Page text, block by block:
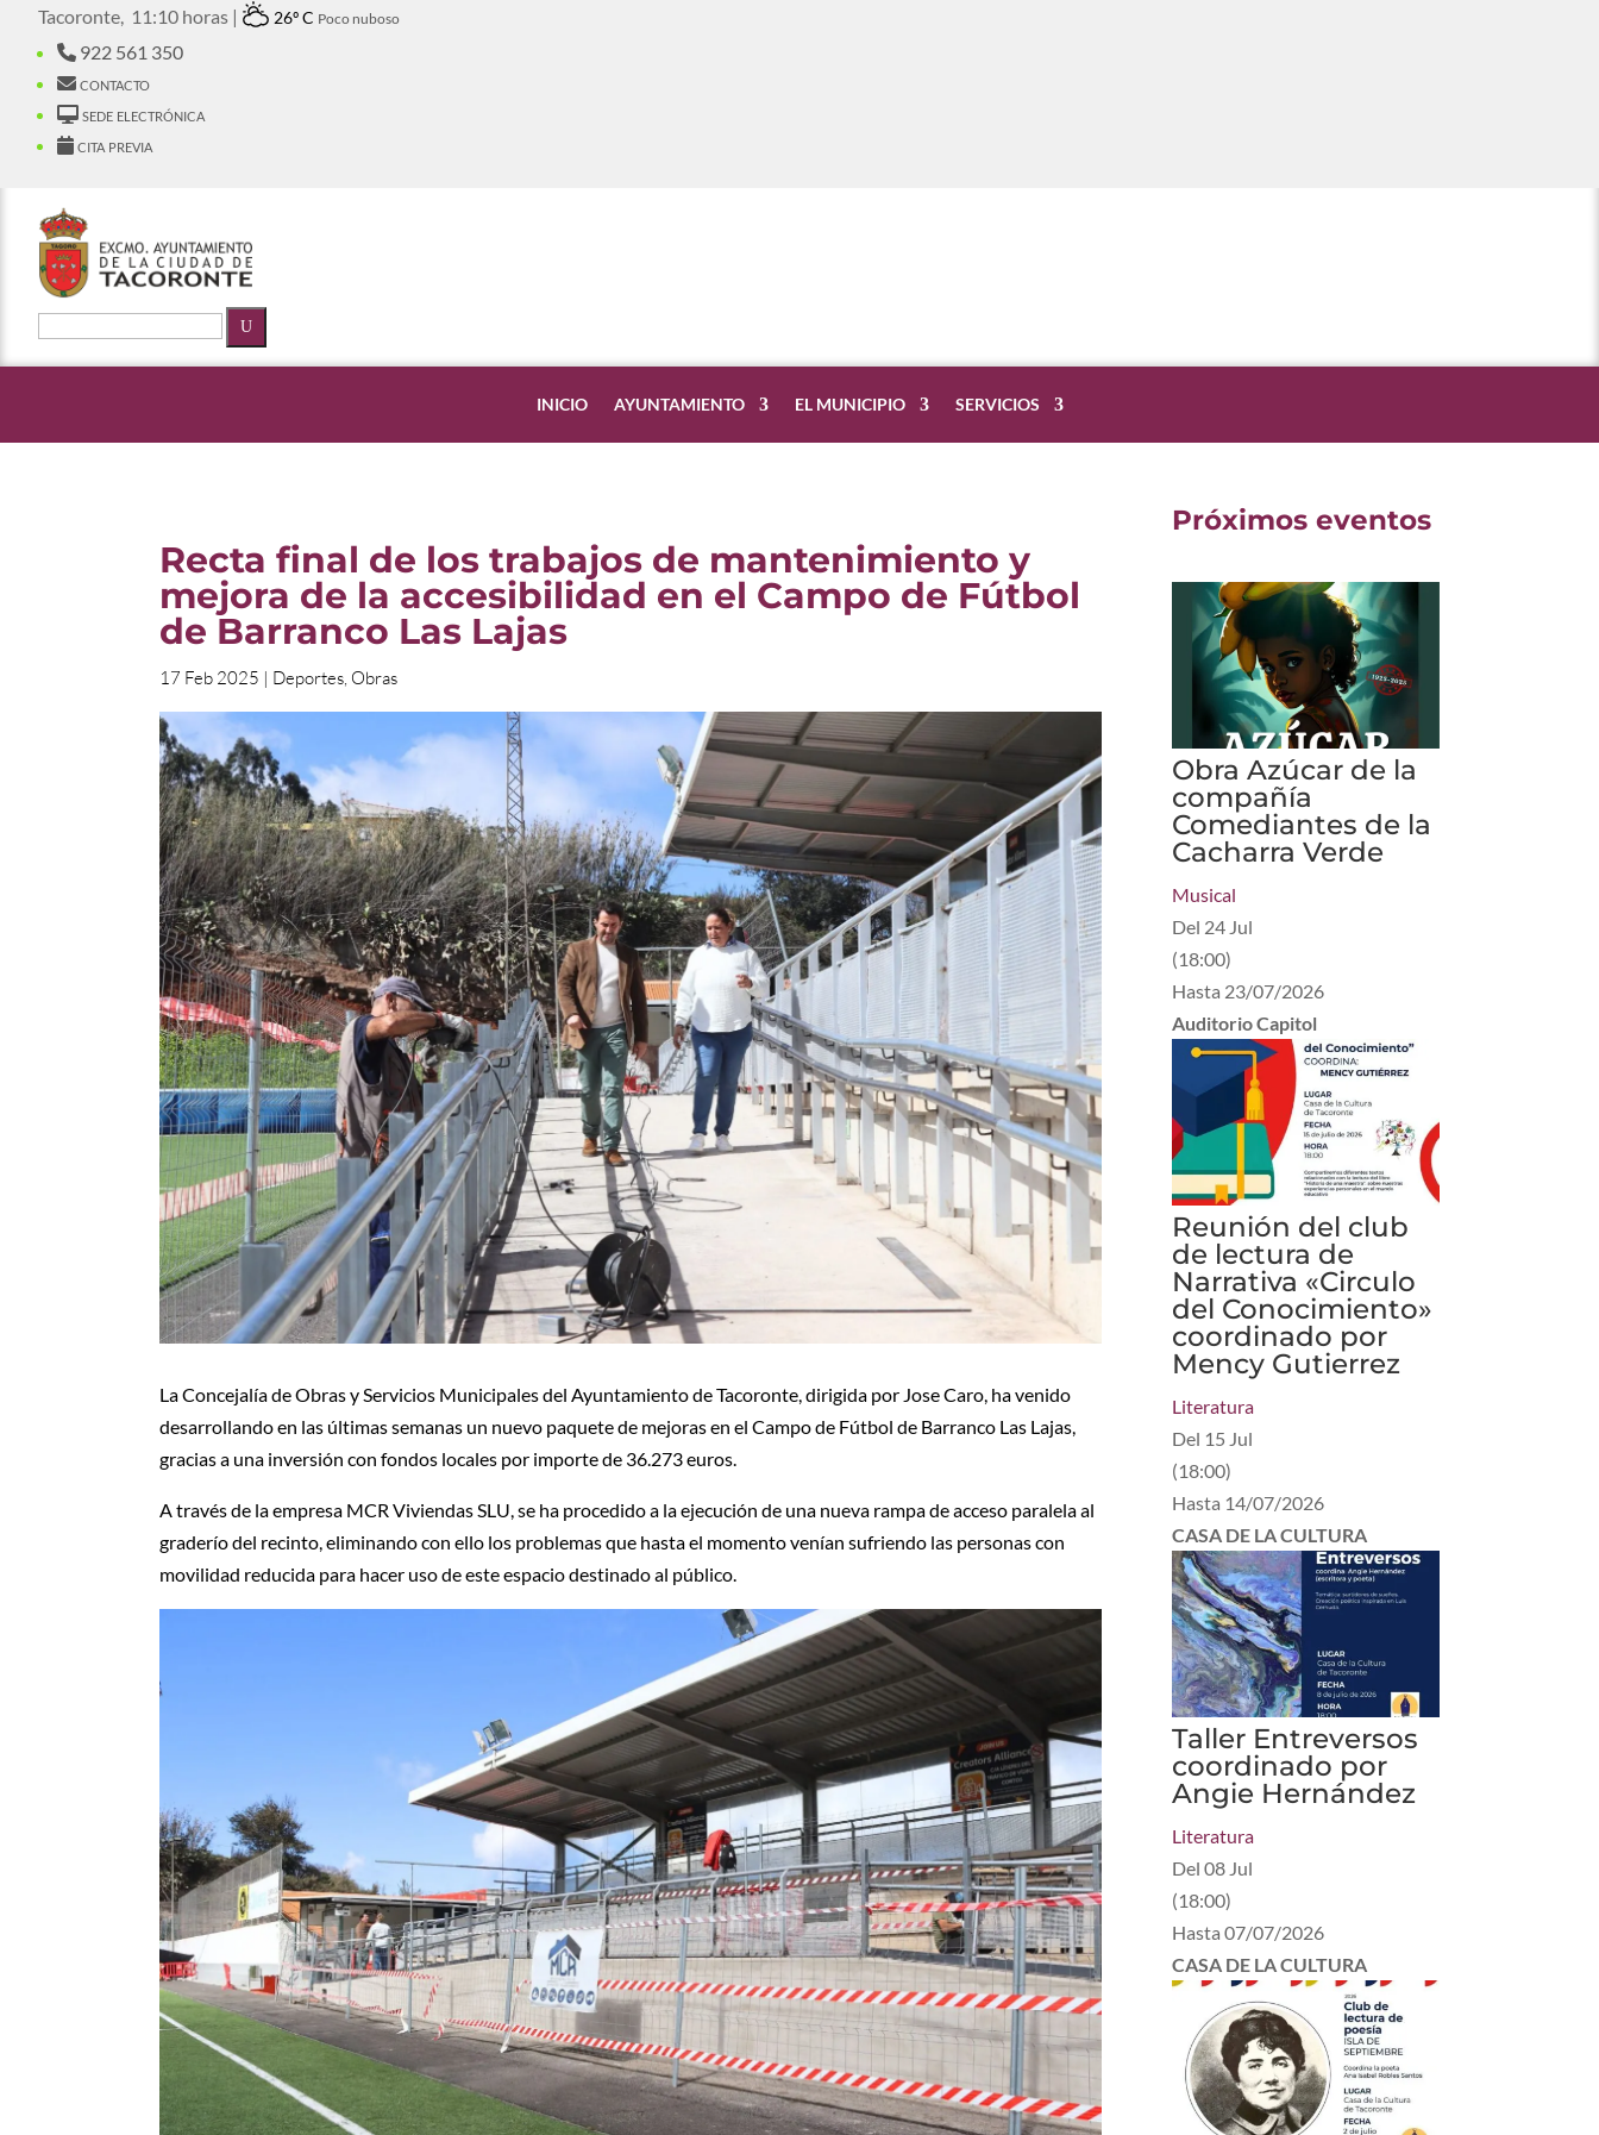
Tacoronte, 11:10 horas | 26º C Poco nuboso
922 561 350
contacto
sede electrónica
cita previa
U
INICIO AYUNTAMIENTO EL MUNICIPIO SERVICIOS
Recta final de los trabajos de mantenimiento y
mejora de la accesibilidad en el Campo de Fútbol
de Barranco Las Lajas
17 Feb 2025 | Deportes Obras
La Concejalía de Obras y Servicios Municipales del Ayuntamiento de Tacoronte, dirigida por Jose Caro, ha venido
desarrollando en las últimas semanas un nuevo paquete de mejoras en el Campo de Fútbol de Barranco Las Lajas,
gracias a una inversión con fondos locales por importe de 36.273 euros.
A través de la empresa MCR Viviendas SLU, se ha procedido a la ejecución de una nueva rampa de acceso paralela al
graderío del recinto, eliminando con ello los problemas que hasta el momento venían sufriendo las personas con
movilidad reducida para hacer uso de este espacio destinado al público.
Próximos eventos
Obra Azúcar de la
compañía
Comediantes de la
Cacharra Verde
Musical
Del 24 Jul
(18:00)
Hasta 23/07/2026
Auditorio Capitol
Reunión del club
de lectura de
Narrativa «Circulo
del Conocimiento»
coordinado por
Mency Gutierrez
Literatura
Del 15 Jul
(18:00)
Hasta 14/07/2026
CASA DE LA CULTURA
Taller Entreversos
coordinado por
Angie Hernández
Literatura
Del08 Jul
(18:00)
Hasta07/07/2026
CASA DE LA CULTURA